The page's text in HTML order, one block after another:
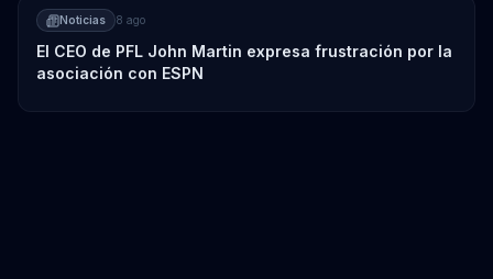
Noticias 8 ago
El CEO de PFL John Martin expresa frustración por la
asociación con ESPN